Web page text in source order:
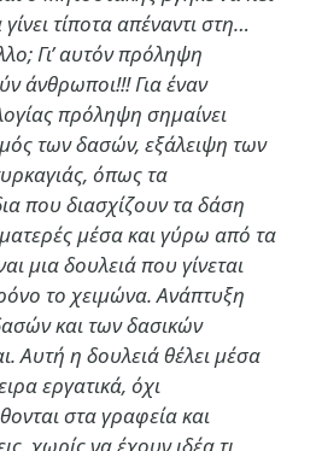
τίποτα απέναντι στη…
Γι’ αυτόν πρόληψη
άνθρωποι!!! Για έναν
πρόληψη σημαίνει
των δασών, εξάλειψη των
όπως τα
που διασχίζουν τα δάση
μέσα και γύρω από τα
μια δουλειά που γίνεται
το χειμώνα. Ανάπτυξη
και των δασικών
Αυτή η δουλειά θέλει μέσα
εργατικά, όχι
στα γραφεία και